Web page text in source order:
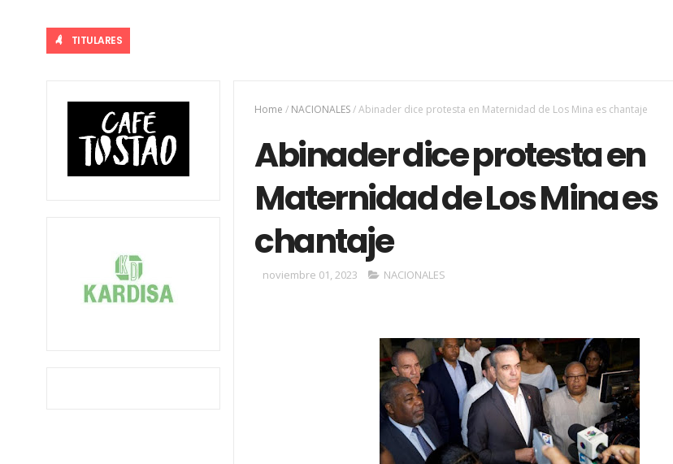
TITULARES
Home / NACIONALES/Abinader dice protesta en Maternidad de Los Mina es chantaje
Abinader dice protesta en
Maternidad de Los Mina es
chantaje
noviembre 01, 2023 NACIONALES